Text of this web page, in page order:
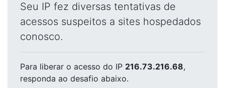
Seu IP fez diversas tentativas de
acessos suspeitos a sites hospedados
conosco.
Para liberar o acesso do IP 216.73.216.68,
responda ao desafio abaixo.